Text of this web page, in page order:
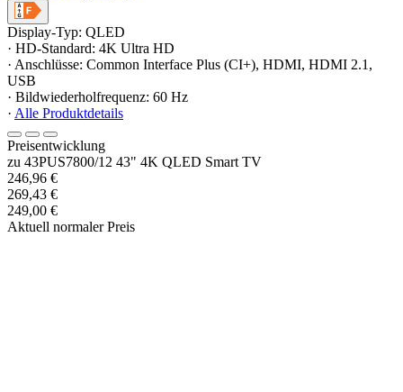
Display-Typ: QLED
· HD-Standard: 4K Ultra HD
· Anschlüsse: Common Interface Plus (CI+), HDMI, HDMI 2.1,
USB
· Bildwiederholfrequenz: 60 Hz
· Alle Produktdetails
Preisentwicklung
zu 43PUS7800/12 43" 4K QLED Smart TV
246,96 €
269,43 €
249,00 €
Aktuell normaler Preis